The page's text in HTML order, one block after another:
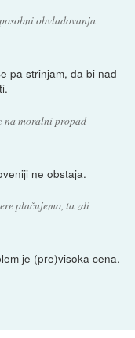
obvladovanja
pa strinjam, da bi nad
na moralni propad
ne obstaja.
plačujemo, ta zdi
je (pre)visoka cena.